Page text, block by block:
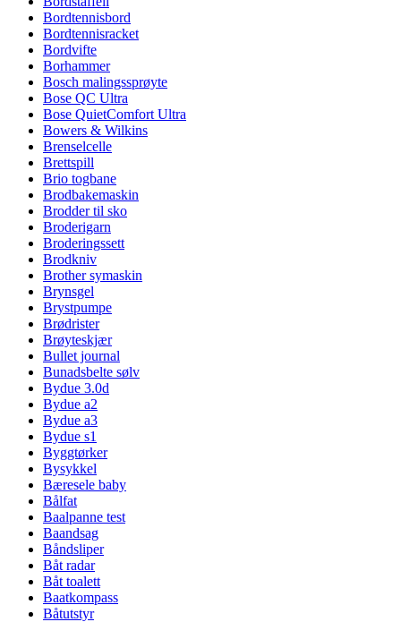
Bordtennisbord
Bordtennisracket
Bordvifte
Borhammer
Bosch malingssprøyte
Bose QC Ultra
Bose QuietComfort Ultra
Bowers & Wilkins
Brenselcelle
Brettspill
Brio togbane
Brodbakemaskin
Brodder til sko
Broderigarn
Broderingssett
Brodkniv
Brother symaskin
Brynsgel
Brystpumpe
Brødrister
Brøyteskjær
Bullet journal
Bunadsbelte sølv
Bydue 3.0d
Bydue a2
Bydue a3
Bydue s1
Byggtørker
Bysykkel
Bæresele baby
Bålfat
Baalpanne test
Baandsag
Båndsliper
Båt radar
Båt toalett
Baatkompass
Båtutstyr